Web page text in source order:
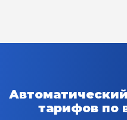
тарифов по